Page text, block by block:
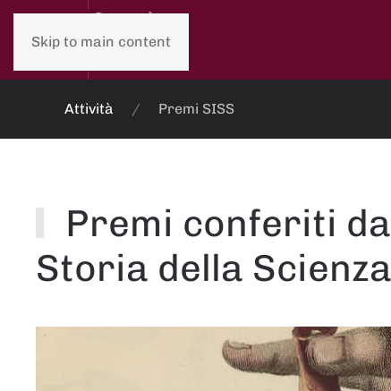
Skip to main content
Attività Premi SISS
Premi conferiti
Storia della Scienza